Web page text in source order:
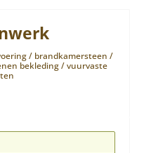
/ brandkamersteen /
bekleding / vuurvaste